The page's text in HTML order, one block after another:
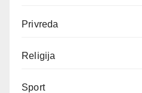
Privreda
Religija
Sport